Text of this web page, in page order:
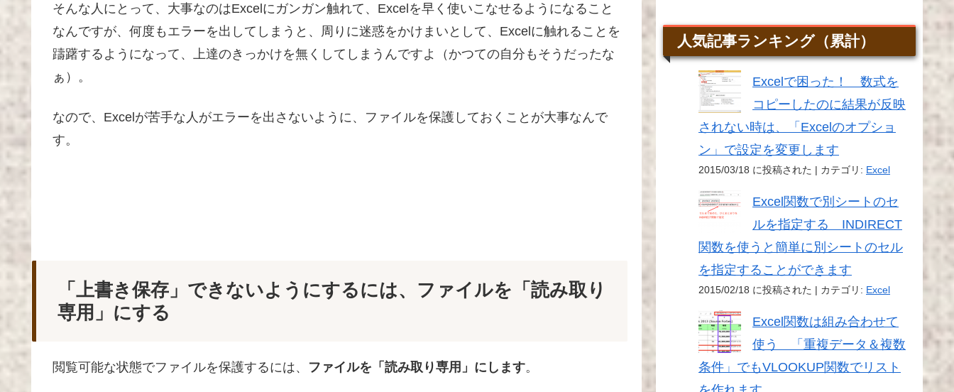
そんな人にとって、大事なのはExcelにガンガン触れて、Excelを早く使いこなせるようになること
なんですが、何度もエラーを出してしまうと、周りに迷惑をかけまいとして、Excelに触れることを
躊躇するようになって、上達のきっかけを無くしてしまうんですよ（かつての自分もそうだったな
ぁ）。
なので、Excelが苦手な人がエラーを出さないように、ファイルを保護しておくことが大事なんで
す。
「上書き保存」できないようにするには、ファイルを「読み取り
専用」にする
閲覧可能な状態でファイルを保護するには、 ファイルを「読み取り専用」にします。
人気記事ランキング（累計）
Excelで困った！ 数式を
コピーしたのに結果が反映
されない時は、「Excelのオプショ
ン」で設定を変更します
2015/03/18 に投稿された | カテゴリ: Excel
Excel関数で別シートのセ
ルを指定する INDIRECT
関数を使うと簡単に別シートのセル
を指定することができます
2015/02/18 に投稿された | カテゴリ: Excel
Excel関数は組み合わせて
使う 「重複データ＆複数
条件」でもVLOOKUP関数でリスト